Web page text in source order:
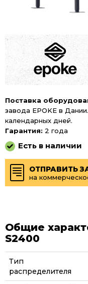
Поставка
завода EPOKE в
календарных дней.
Гарантия: 2 года
Есть в наличии
ОТПРАВИТЬ
на
Общие
S2400
Тип
распределителя
Разбрызгиватели
Снегоочистители
Ковши дробильные
Фрезы навесные
Грейферы